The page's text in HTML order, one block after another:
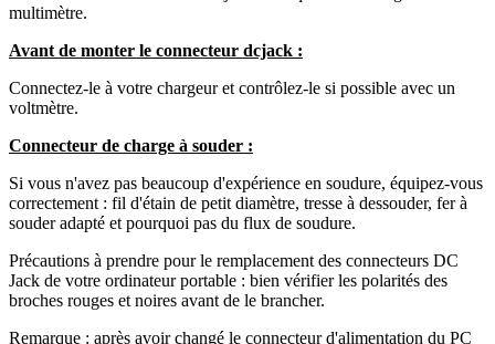
multimètre.
Avant de monter le connecteur dcjack :
Connectez-le à votre chargeur et contrôlez-le si possible avec un
voltmètre.
Connecteur de charge à souder :
Si vous n'avez pas beaucoup d'expérience en soudure, équipez-vous
correctement : fil d'étain de petit diamètre, tresse à dessouder, fer à
souder adapté et pourquoi pas du flux de soudure.
Précautions à prendre pour le remplacement des connecteurs DC
Jack de votre ordinateur portable : bien vérifier les polarités des
broches rouges et noires avant de le brancher.
Remarque : après avoir changé le connecteur d'alimentation du PC